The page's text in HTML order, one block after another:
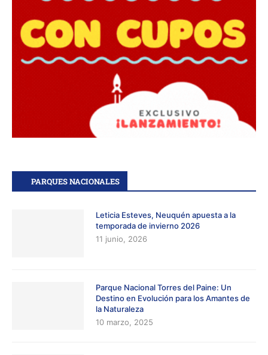
PARQUES NACIONALES
Leticia Esteves, Neuquén apuesta a la
temporada de invierno 2026
11 junio, 2026
Parque Nacional Torres del Paine: Un
Destino en Evolución para los Amantes de
la Naturaleza
10 marzo, 2025